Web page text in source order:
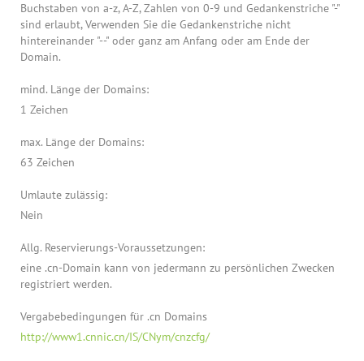
Buchstaben von a-z, A-Z, Zahlen von 0-9 und Gedankenstriche "-"
sind erlaubt, Verwenden Sie die Gedankenstriche nicht
hintereinander "--" oder ganz am Anfang oder am Ende der
Domain.
mind. Länge der Domains:
1 Zeichen
max. Länge der Domains:
63 Zeichen
Umlaute zulässig:
Nein
Allg. Reservierungs-Voraussetzungen:
eine .cn-Domain kann von jedermann zu persönlichen Zwecken
registriert werden.
Vergabebedingungen für .cn Domains
http://www1.cnnic.cn/IS/CNym/cnzcfg/